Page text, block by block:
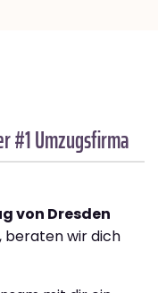
#1 Umzugsfirma
von Dresden
, beraten wir dich